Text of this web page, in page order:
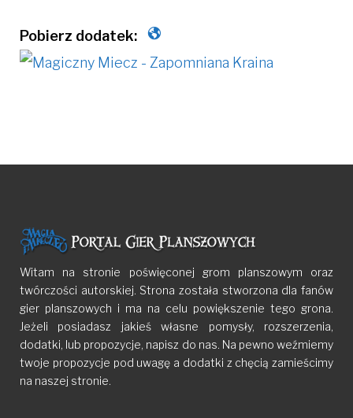
Witam na stronie poświęconej grom planszowym oraz
twórczości autorskiej. Strona została stworzona dla fanów
gier planszowych i ma na celu powiększenie tego grona.
Jeżeli posiadasz jakieś własne pomysły, rozszerzenia,
dodatki, lub propozycje, napisz do nas. Na pewno weźmiemy
twoje propozycje pod uwagę a dodatki z chęcią zamieścimy
na naszej stronie.